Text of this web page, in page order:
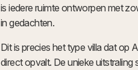
is iedere ruimte ontworpen met
in gedachten.
Dit is precies het type villa dat op
direct opvalt. De unieke uitstraling